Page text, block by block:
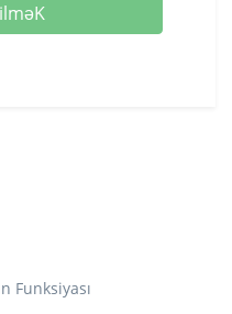
Funksiyası